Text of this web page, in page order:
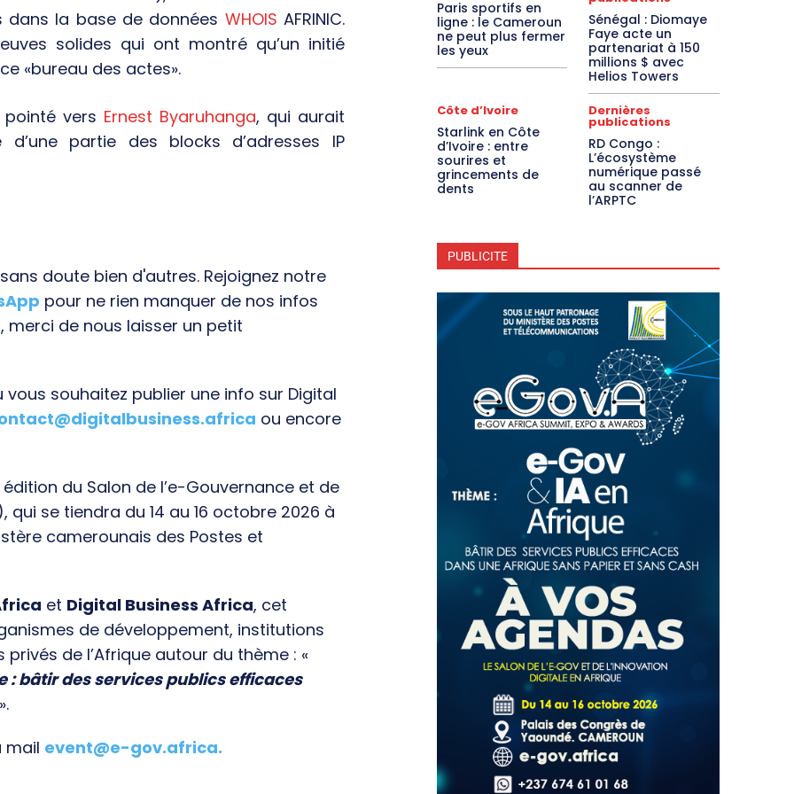
dans la base de données WHOIS AFRINIC.
solides qui ont montré qu’un initié
«bureau des actes».
pointé vers Ernest Byaruhanga, qui aurait
partie des blocks d’adresses IP
doute bien d'autres. Rejoignez notre
pour ne rien manquer de nos infos
merci de nous laisser un petit
souhaitez publier une info sur Digital
ou encore
du Salon de l’e-Gouvernance et de
qui se tiendra du 14 au 16 octobre 2026 à
camerounais des Postes et
et Digital Business Africa, cet
de développement, institutions
de l’Afrique autour du thème : «
bâtir des services publics efficaces
mail event@e-gov.africa.
Paris sportifs en
ligne : le Cameroun
ne peut plus fermer
les yeux
Sénégal : Diomaye
Faye acte un
partenariat à 150
millions $ avec
Helios Towers
Côte d’Ivoire
Starlink en Côte
d’Ivoire : entre
sourires et
grincements de
dents
Dernières
publications
RD Congo :
L’écosystème
numérique passé
au scanner de
l’ARPTC
PUBLICITE